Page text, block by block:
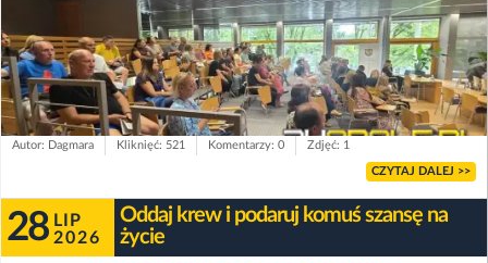
Autor: Dagmara Kliknięć: 521 Komentarzy: 0 Zdjęć: 1
CZYTAJ DALEJ >>
28 LIP
2026
Oddaj krew i podaruj komuś szansę na
życie